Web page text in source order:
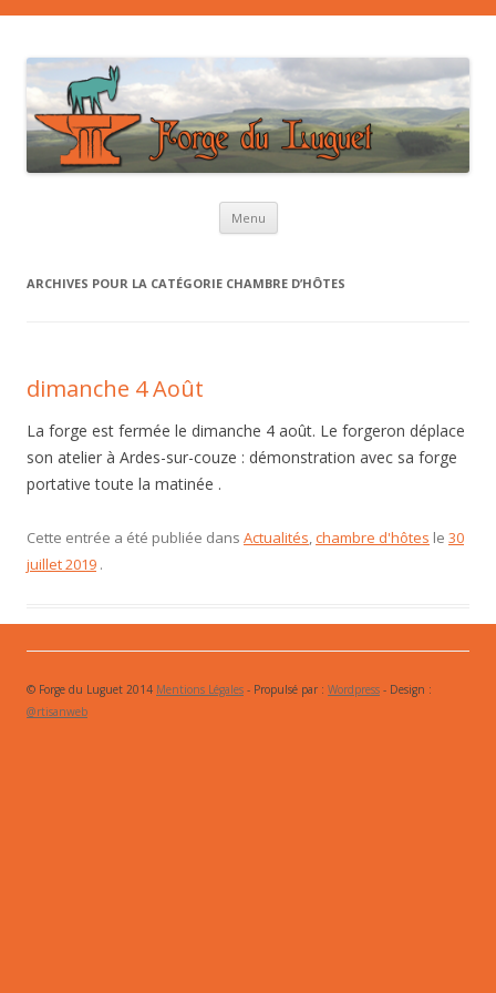
Menu Aller au contenu principal
ARCHIVES POUR LA CATÉGORIE CHAMBRE D’HÔTES
dimanche 4 Août
La forge est fermée le dimanche 4 août. Le forgeron déplace
son atelier à Ardes-sur-couze : démonstration avec sa forge
portative toute la matinée .
Cette entrée a été publiée dans Actualités,chambre d'hôtes le 30
juillet 2019 .
© Forge du Luguet 2014 Mentions Légales - Propulsé par : Wordpress - Design :
@rtisanweb